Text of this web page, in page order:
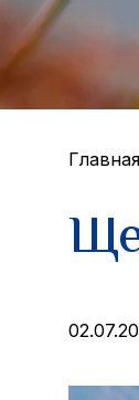
Главная